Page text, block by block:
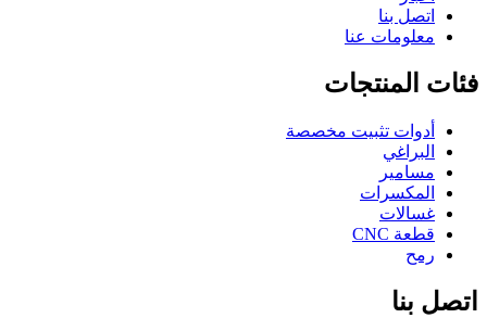
اتصل بنا
معلومات عنا
فئات المنتجات
أدوات تثبيت مخصصة
البراغي
مسامير
المكسرات
غسالات
قطعة CNC
رمح
اتصل بنا